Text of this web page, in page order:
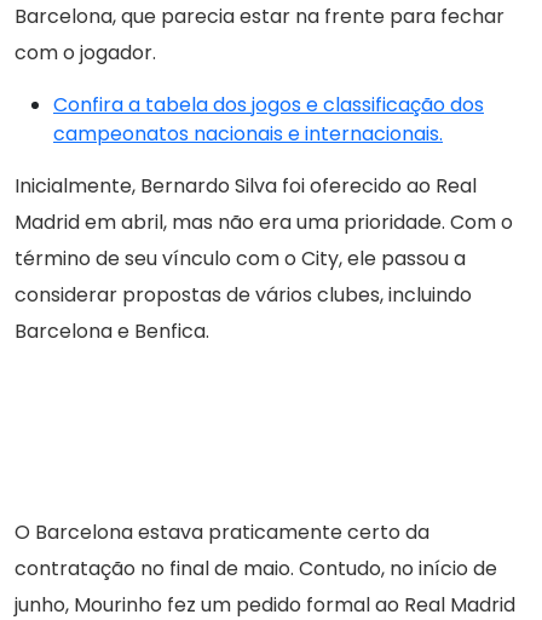
Barcelona, que parecia estar na frente para fechar
com o jogador.
Confira a tabela dos jogos e classificação dos
campeonatos nacionais e internacionais.
Inicialmente, Bernardo Silva foi oferecido ao Real
Madrid em abril, mas não era uma prioridade. Com o
término de seu vínculo com o City, ele passou a
considerar propostas de vários clubes, incluindo
Barcelona e Benfica.
O Barcelona estava praticamente certo da
contratação no final de maio. Contudo, no início de
junho, Mourinho fez um pedido formal ao Real Madrid